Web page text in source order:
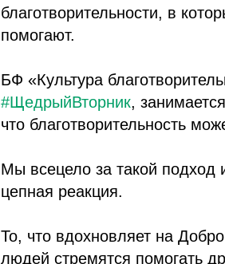
благотворительности, в
помогают.
БФ «Культура
#ЩедрыйВторник,
что благотворительность
Мы всецело за такой подход
цепная реакция.
То, что вдохновляет на
людей стремятся помогать